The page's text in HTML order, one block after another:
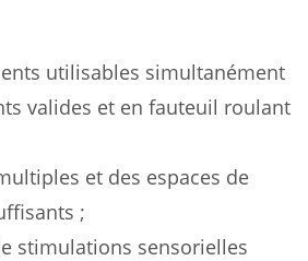
utilisables simultanément
valides et en fauteuil roulant
et des espaces de
;
stimulations sensorielles